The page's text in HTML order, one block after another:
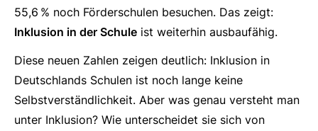
55,6 % noch Förderschulen besuchen. Das zeigt:
Inklusion in der Schule ist weiterhin ausbaufähig.
Diese neuen Zahlen zeigen deutlich: Inklusion in
Deutschlands Schulen ist noch lange keine
Selbstverständlichkeit. Aber was genau versteht man
unter Inklusion? Wie unterscheidet sie sich von